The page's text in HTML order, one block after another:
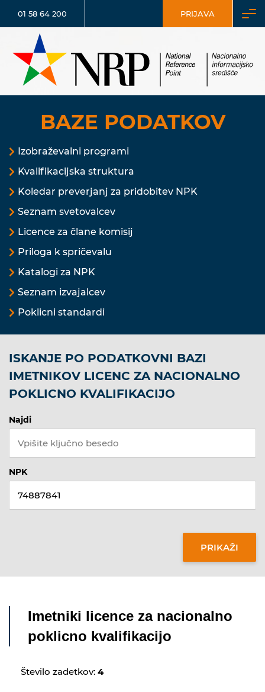
01 58 64 200 PRIJAVA
BAZE PODATKOV
Izobraževalni programi
Kvalifikacijska struktura
Koledar preverjanj za pridobitev NPK
Seznam svetovalcev
Licence za člane komisij
Priloga k spričevalu
Katalogi za NPK
Seznam izvajalcev
Poklicni standardi
ISKANJE PO PODATKOVNI BAZI
IMETNIKOV LICENC ZA NACIONALNO
POKLICNO KVALIFIKACIJO
Najdi
NPK
Imetniki licence za nacionalno
poklicno kvalifikacijo
Število zadetkov: 4